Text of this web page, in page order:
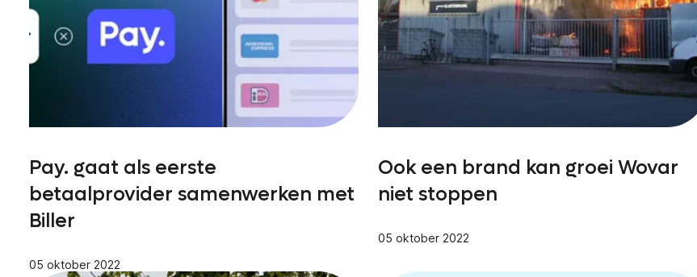
Pay. gaat als eerste
betaalprovider samenwerken met
Biller
05 oktober 2022
Ook een brand kan groei Wovar
niet stoppen
05 oktober 2022